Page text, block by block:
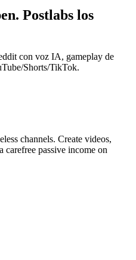
Postlabs los
con voz IA, gameplay de
Shorts/TikTok.
channels. Create videos,
carefree passive income on